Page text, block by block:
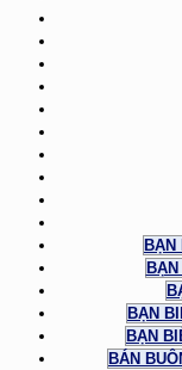
BẠN
BẠN
BẠN
BÁN